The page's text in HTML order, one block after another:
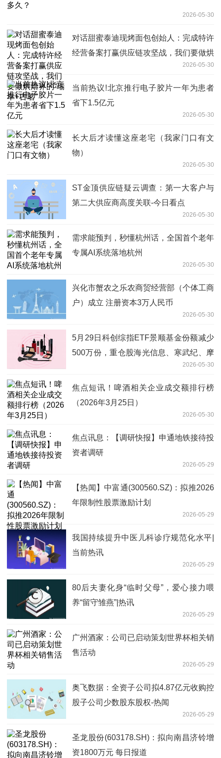
2026-05-30
对话甜蜜泰迪现烤面包创始人：完成特许
经营备案打赢供应链攻坚战，我们要做烘
2026-05-30
当前热议!北京推行电子胶片一年为患者
省下1.5亿元
2026-05-30
长大后才读懂这座老宅（我家门口有文
物）
2026-05-30
ST金顶供应链疑云调查：第一大客户与
第二大供应商高度关联-今日看点
2026-05-30
需求能预判，秒懂杭州话，全国首个老年
专属AI系统落地杭州
2026-05-30
兴化市蟹农之乐农商贸经营部（个体工商
户）成立 注册资本3万人民币
2026-05-30
5月29日科创综指ETF景顺基金份额减少
500万份，重仓股海光信息、寒武纪、摩
2026-05-30
焦点短讯！啤酒相关企业成交额排行榜
（2026年3月25日）
2026-05-30
焦点讯息：【调研快报】申通地铁接待投
资者调研
2026-05-29
【热闻】中富通(300560.SZ)：拟推2026
年限制性股票激励计划
2026-05-29
我国持续提升中医儿科诊疗规范化水平|
当前热讯
2026-05-29
80后夫妻化身“临时父母”，爱心接力喂
养“留守雏燕”|热讯
2026-05-29
广州酒家：公司已启动策划世界杯相关销
售活动
2026-05-29
奥飞数据：全资子公司拟4.87亿元收购控
股子公司少数股东股权-热闻
2026-05-29
圣龙股份(603178.SH)：拟向南昌济铃增
资1800万元 每日报道